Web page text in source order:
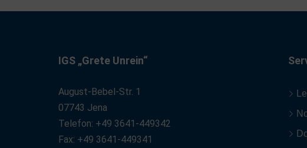
IGS „Grete Unrein“
August-Bebel-Str. 1
07743 Jena
Telefon: +49 3641-449342
Fax: +49 3641-449341